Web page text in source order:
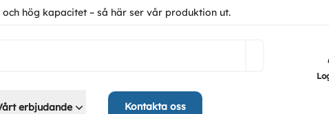
hög kapacitet – så här ser vår produktion ut.
erbjudande Kontakta oss